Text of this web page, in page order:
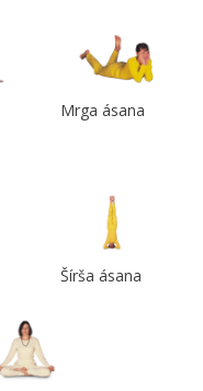
Mrga ásana
Šírša ásana